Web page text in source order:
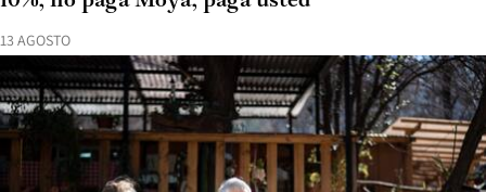
13 AGOSTO